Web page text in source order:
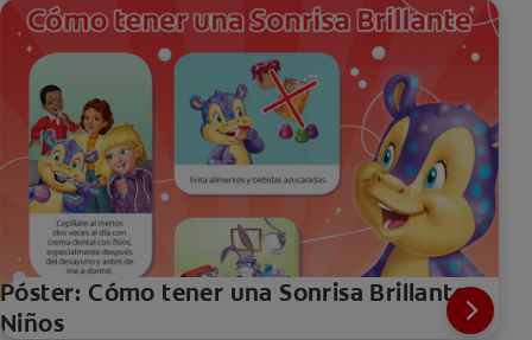
cepillado adecuada.
Póster: Cómo tener una Sonrisa Brillante -
Niños